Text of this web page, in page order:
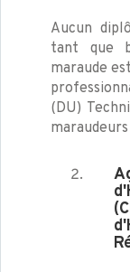
Aucun
tant que
maraude
(DU)